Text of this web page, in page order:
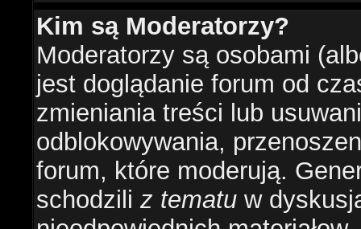
Kim są Moderatorzy?
Moderatorzy są osobami
jest doglądanie forum od
zmieniania treści lub
odblokowywania,
forum, które moderują.
schodzili z tematu w